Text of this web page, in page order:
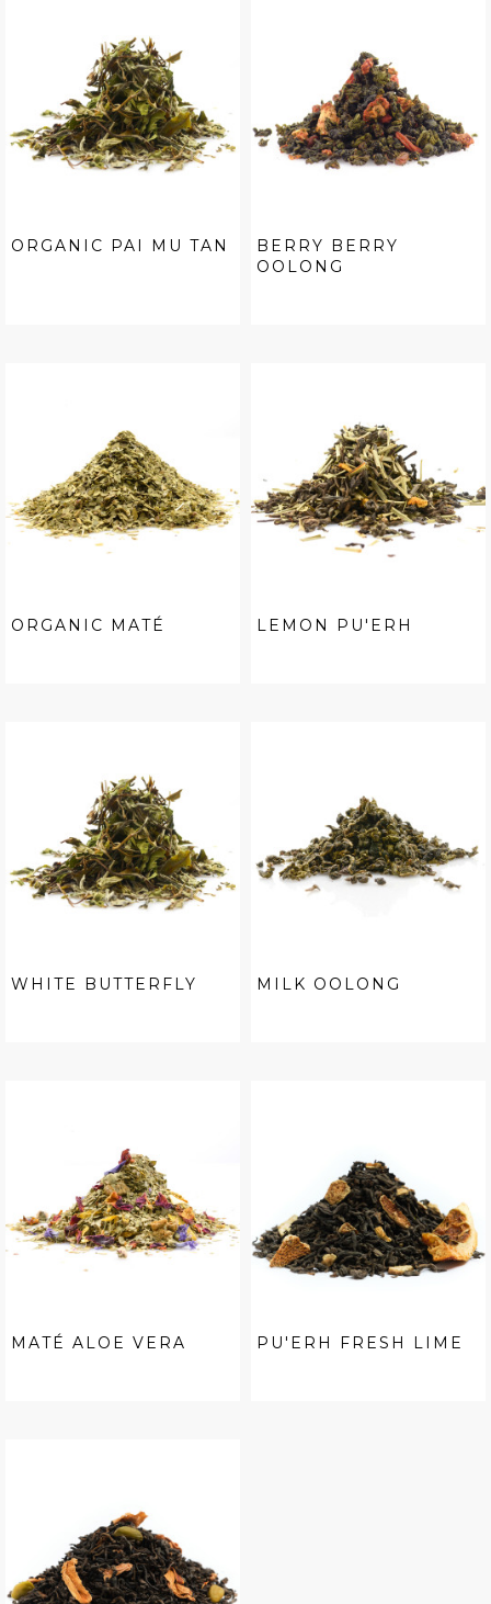
ORGANIC PAI MU TAN
BERRY BERRY
OOLONG
ORGANIC MATÉ LEMON PU'ERH
WHITE BUTTERFLY MILK OOLONG
MATÉ ALOE VERA PU'ERH FRESH LIME